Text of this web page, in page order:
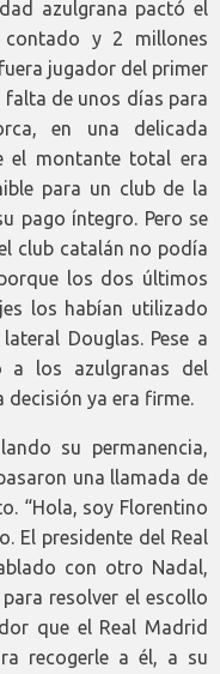
azulgrana pactó el
y 2 millones
jugador del primer
de unos días para
en una delicada
el montante total era
para un club de la
pago íntegro. Pero se
club catalán no podía
los dos últimos
los habían utilizado
Douglas. Pese a
a los azulgranas del
decisión ya era firme.
su permanencia,
una llamada de
“Hola, soy Florentino
El presidente del Real
con otro Nadal,
resolver el escollo
que el Real Madrid
recogerle a él, a su